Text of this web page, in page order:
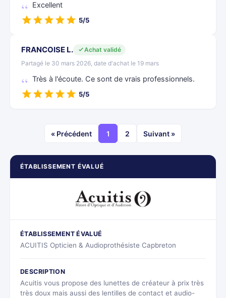
ÉTABLISSEMENT ÉVALUÉ
ÉTABLISSEMENT ÉVALUÉ
ACUITIS Opticien & Audioprothésiste Capbreton
DESCRIPTION
Acuitis vous propose des lunettes de créateur à prix très
très doux mais aussi des lentilles de contact et audio-
Excellent
5/5
FRANCOISE L.
Achat validé
Partagé le 30 mars 2026, date d'achat le 19 mars
Très à l'écoute. Ce sont de vrais professionnels.
5/5
« Précédent 1 2 Suivant »